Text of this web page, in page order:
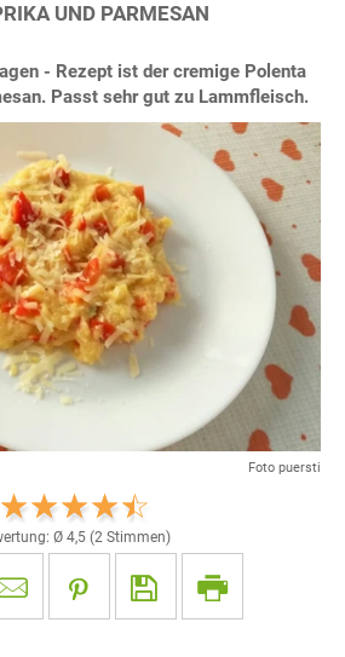
UND PARMESAN
- Rezept ist der cremige Polenta
Passt sehr gut zu Lammfleisch.
Foto puersti
Ø 4,5 (2 Stimmen)